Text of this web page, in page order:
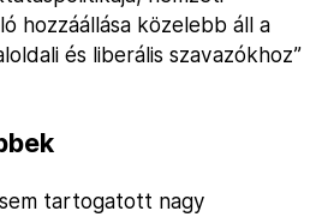
hozzáállása közelebb áll a
és liberális szavazókhoz”
tartogatott nagy